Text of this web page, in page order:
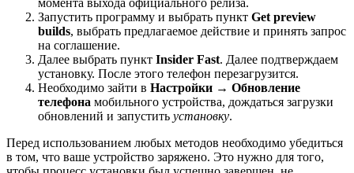
момента выхода официального релиза.
Запустить программу и выбрать пункт Get preview
builds, выбрать предлагаемое действие и принять запрос
на соглашение.
Далее выбрать пункт Insider Fast. Далее подтверждаем
установку. После этого телефон перезагрузится.
Необходимо зайти в Настройки → Обновление
телефона мобильного устройства, дождаться загрузки
обновлений и запустить установку.
Перед использованием любых методов необходимо убедиться
в том, что ваше устройство заряжено. Это нужно для того,